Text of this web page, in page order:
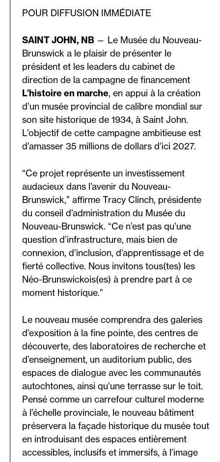
POUR DIFFUSION IMMÉDIATE
SAINT JOHN, NB — Le Musée du Nouveau-
Brunswick a le plaisir de présenter le
président et les leaders du cabinet de
direction de la campagne de financement
L’histoire en marche, en appui à la création
d’un musée provincial de calibre mondial sur
son site historique de 1934, à Saint John.
L’objectif de cette campagne ambitieuse est
d’amasser 35 millions de dollars d’ici 2027.
“Ce projet représente un investissement
audacieux dans l’avenir du Nouveau-
Brunswick,” affirme Tracy Clinch, présidente
du conseil d’administration du Musée du
Nouveau-Brunswick. “Ce n’est pas qu’une
question d’infrastructure, mais bien de
connexion, d’inclusion, d’apprentissage et de
fierté collective. Nous invitons tous(tes) les
Néo-Brunswickois(es) à prendre part à ce
moment historique.”
Le nouveau musée comprendra des galeries
d’exposition à la fine pointe, des centres de
découverte, des laboratoires de recherche et
d’enseignement, un auditorium public, des
espaces de dialogue avec les communautés
autochtones, ainsi qu’une terrasse sur le toit.
Pensé comme un carrefour culturel moderne
à l’échelle provinciale, le nouveau bâtiment
préservera la façade historique du musée tout
en introduisant des espaces entièrement
accessibles, inclusifs et immersifs, à l’image